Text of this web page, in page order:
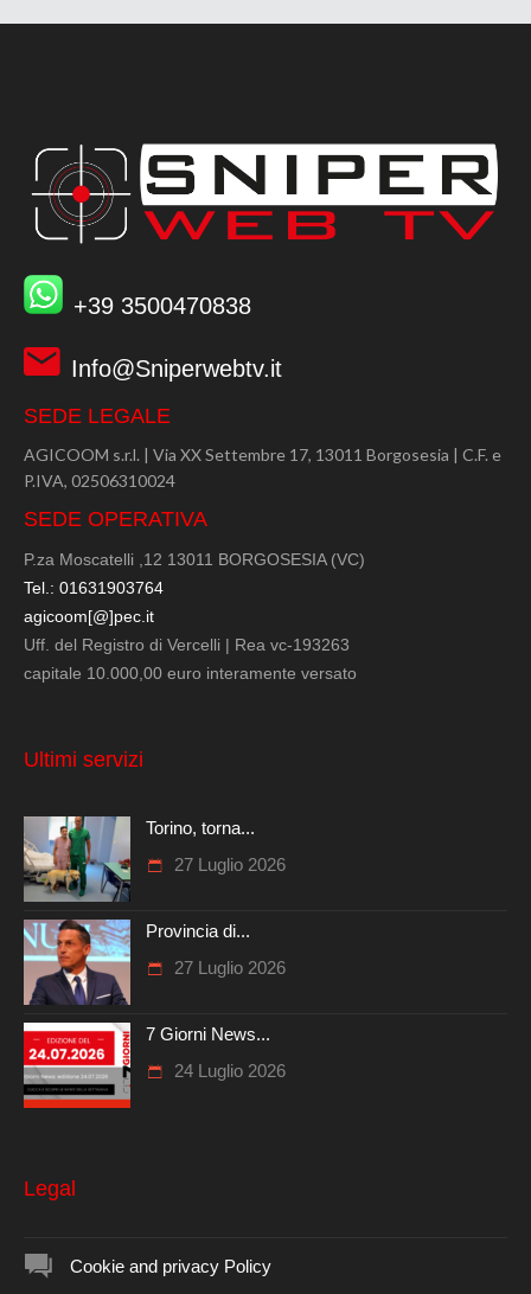
+39 3500470838
Info@Sniperwebtv.it
SEDE LEGALE
AGICOOM s.r.l. | Via XX Settembre 17, 13011 Borgosesia | C.F. e
P.IVA, 02506310024
SEDE OPERATIVA
P.za Moscatelli ,12 13011 BORGOSESIA (VC)
Tel.: 01631903764
agicoom[@]pec.it
Uff. del Registro di Vercelli | Rea vc-193263
capitale 10.000,00 euro interamente versato
Ultimi servizi
Torino, torna...
27 Luglio 2026
Provincia di...
27 Luglio 2026
7 Giorni News...
24 Luglio 2026
Legal
Cookie and privacy Policy